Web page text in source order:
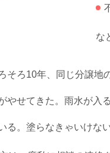
な
そろ10年、同じ分譲
やせてきた。雨水が入
る。塗らなきゃいけな